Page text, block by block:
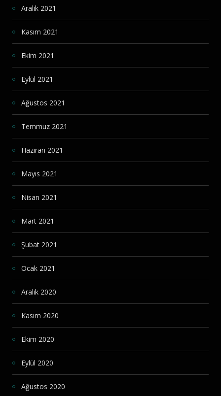
Aralık 2021
Kasım 2021
Ekim 2021
Eylül 2021
Ağustos 2021
Temmuz 2021
Haziran 2021
Mayıs 2021
Nisan 2021
Mart 2021
Şubat 2021
Ocak 2021
Aralık 2020
Kasım 2020
Ekim 2020
Eylül 2020
Ağustos 2020